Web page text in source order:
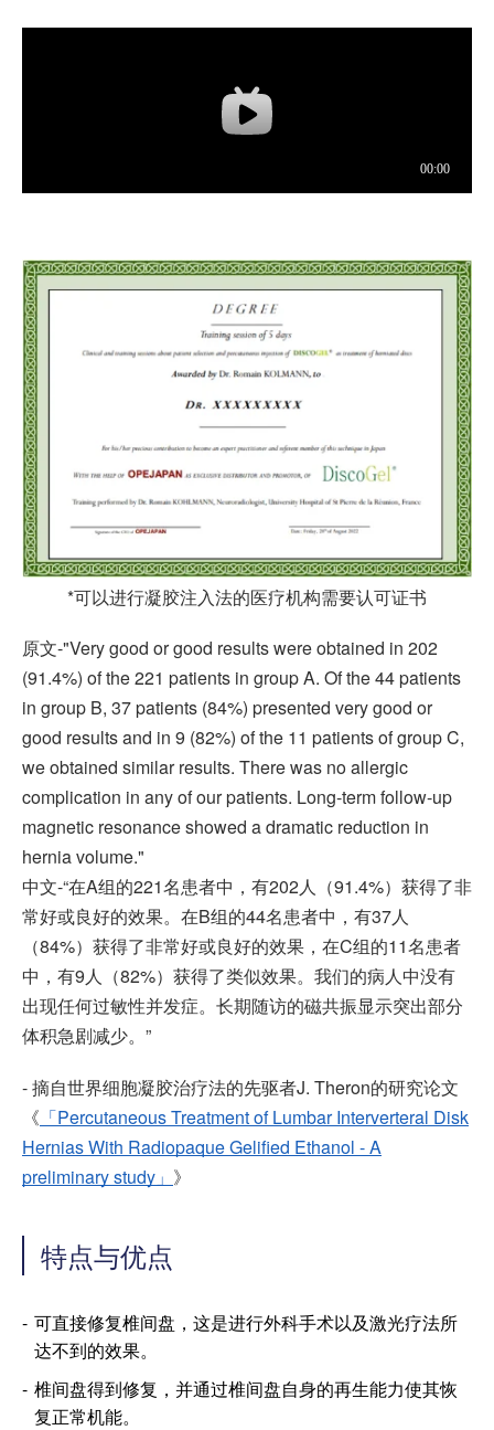
*可以进行凝胶注入法的医疗机构需要认可证书
原文-"Very good or good results were obtained in 202
(91.4%) of the 221 patients in group A. Of the 44 patients
in group B, 37 patients (84%) presented very good or
good results and in 9 (82%) of the 11 patients of group C,
we obtained similar results. There was no allergic
complication in any of our patients. Long-term follow-up
magnetic resonance showed a dramatic reduction in
hernia volume."
中文-“在A组的221名患者中，有202人（91.4%）获得了非
常好或良好的效果。在B组的44名患者中，有37人
（84%）获得了非常好或良好的效果，在C组的11名患者
中，有9人（82%）获得了类似效果。我们的病人中没有
出现任何过敏性并发症。长期随访的磁共振显示突出部分
体积急剧减少。”
- 摘自世界细胞凝胶治疗法的先驱者J. Theron的研究论文
《 「Percutaneous Treatment of Lumbar Interverteral Disk
Hernias With Radiopaque Gelified Ethanol - A
preliminary study」 》
特点与优点
可直接修复椎间盘，这是进行外科手术以及激光疗法所
达不到的效果。
椎间盘得到修复，并通过椎间盘自身的再生能力使其恢
复正常机能。